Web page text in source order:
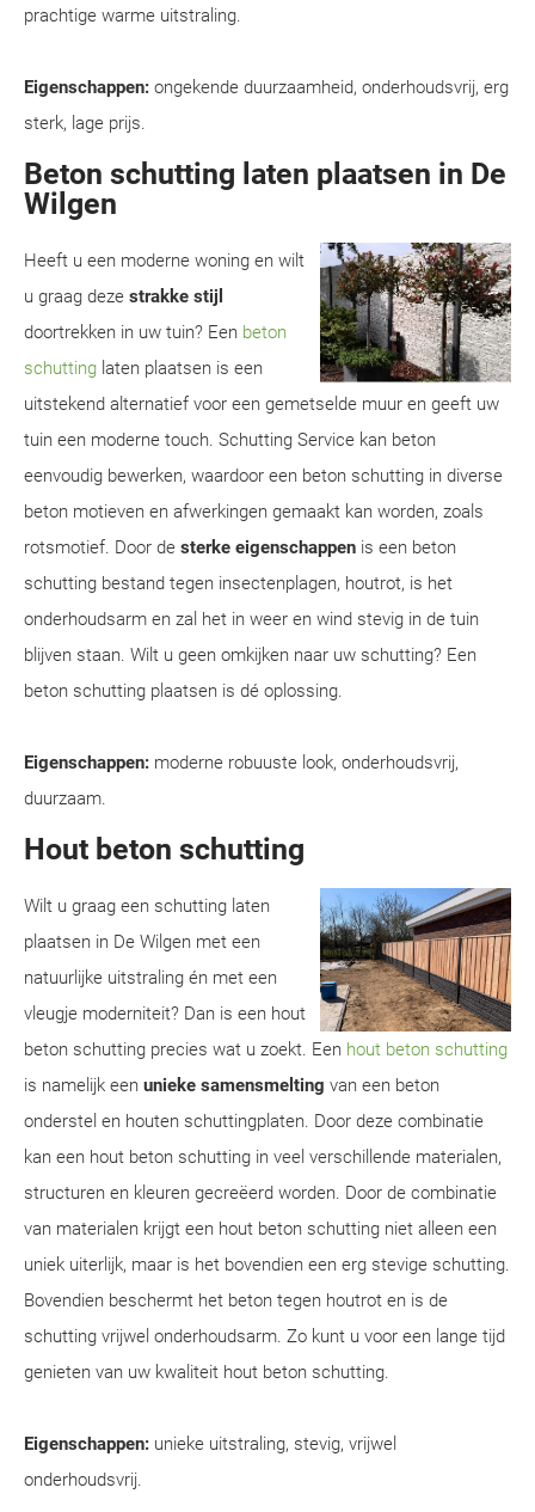
prachtige warme uitstraling.
Eigenschappen: ongekende duurzaamheid, onderhoudsvrij, erg
sterk, lage prijs.
Beton schutting laten plaatsen in De
Wilgen
Heeft u een moderne woning en wilt
u graag deze strakke stijl
doortrekken in uw tuin? Een beton
schutting laten plaatsen is een
uitstekend alternatief voor een gemetselde muur en geeft uw
tuin een moderne touch. Schutting Service kan beton
eenvoudig bewerken, waardoor een beton schutting in diverse
beton motieven en afwerkingen gemaakt kan worden, zoals
rotsmotief. Door de sterke eigenschappen is een beton
schutting bestand tegen insectenplagen, houtrot, is het
onderhoudsarm en zal het in weer en wind stevig in de tuin
blijven staan. Wilt u geen omkijken naar uw schutting? Een
beton schutting plaatsen is dé oplossing.
Eigenschappen: moderne robuuste look, onderhoudsvrij,
duurzaam.
Hout beton schutting
Wilt u graag een schutting laten
plaatsen in De Wilgen met een
natuurlijke uitstraling én met een
vleugje moderniteit? Dan is een hout
beton schutting precies wat u zoekt. Een hout beton schutting
is namelijk een unieke samensmelting van een beton
onderstel en houten schuttingplaten. Door deze combinatie
kan een hout beton schutting in veel verschillende materialen,
structuren en kleuren gecreëerd worden. Door de combinatie
van materialen krijgt een hout beton schutting niet alleen een
uniek uiterlijk, maar is het bovendien een erg stevige schutting.
Bovendien beschermt het beton tegen houtrot en is de
schutting vrijwel onderhoudsarm. Zo kunt u voor een lange tijd
genieten van uw kwaliteit hout beton schutting.
Eigenschappen: unieke uitstraling, stevig, vrijwel
onderhoudsvrij.